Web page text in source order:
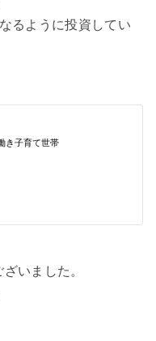
るように投資してい
いました。